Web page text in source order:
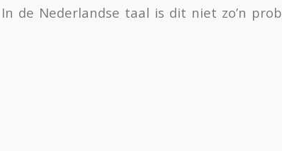
de Nederlandse taal is dit niet zo’n